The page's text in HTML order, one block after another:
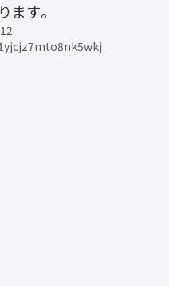
ます。